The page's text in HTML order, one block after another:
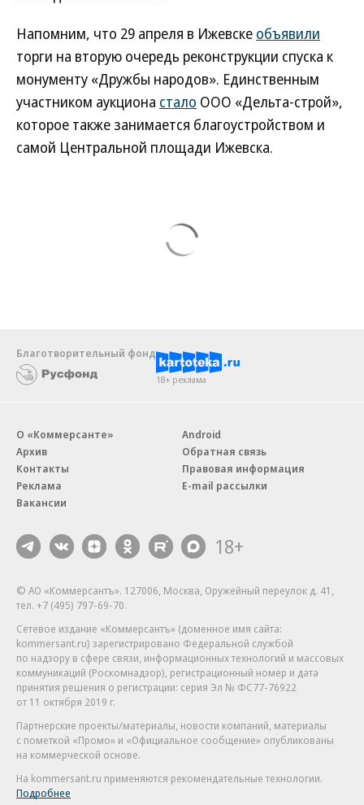
Напомним, что 29 апреля в Ижевске объявили
торги на вторую очередь реконструкции спуска к
монументу «Дружбы народов». Единственным
участником аукциона стало ООО «Дельта-строй»,
которое также занимается благоустройством и
самой Центральной площади Ижевска.
Благотворительный фонд
18+ реклама
О «Коммерсанте»
Архив
Контакты
Реклама
Вакансии
Android
Обратная связь
Правовая информация
E-mail рассылки
18+
© АО «Коммерсантъ». 127006, Москва, Оружейный переулок д. 41,
тел. +7 (495) 797-69-70.
Сетевое издание «Коммерсантъ» (доменное имя сайта:
kommersant.ru) зарегистрировано Федеральной службой
по надзору в сфере связи, информационных технологий и массовых
коммуникаций (Роскомнадзор), регистрационный номер и дата
принятия решения о регистрации: серия Эл № ФС77-76922
от 11 октября 2019 г.
Партнерские проекты/материалы, новости компаний, материалы
с пометкой «Промо» и «Официальное сообщение» опубликованы
на коммерческой основе.
На kommersant.ru применяются рекомендательные технологии.
Подробнее